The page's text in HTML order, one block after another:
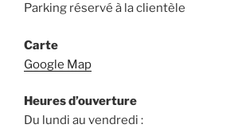
Parking réservé à la clientèle
Carte
Google Map
Heures d’ouverture
Du lundi au vendredi :